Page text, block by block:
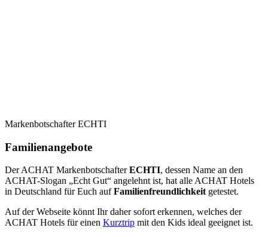
Markenbotschafter ECHTI
Familienangebote
Der ACHAT MarkenbotschafterECHTI, dessen Name an den
ACHAT-Slogan „Echt Gut“ angelehnt ist, hat alle ACHAT Hotels
in Deutschland für Euch aufFamilienfreundlichkeit getestet.
Auf der Webseite könnt Ihr daher sofort erkennen, welches der
ACHAT Hotels für einen Kurztrip mit den Kids ideal geeignet ist.